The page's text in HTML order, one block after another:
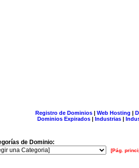
Registro de Dominios| Web Hosting |
Dominios Expirados | Industrias |
de Dominio:
[Pág.